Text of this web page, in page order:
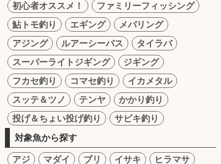
初心者オススメ！
ファミリーフィッシング
鮎トモ釣り
エギング
メバリング
アジング
ルアーシーバス
タイラバ
スーパーライトジギング
ジギング
フカセ釣り
コマセ釣り
イカメタル
スッテ＆ツノ
テンヤ
かかり釣り
投げ＆ちょい投げ釣り
サビキ釣り
対象魚から探す
アジ マダイ ブリ イサキ
ヒラマサ